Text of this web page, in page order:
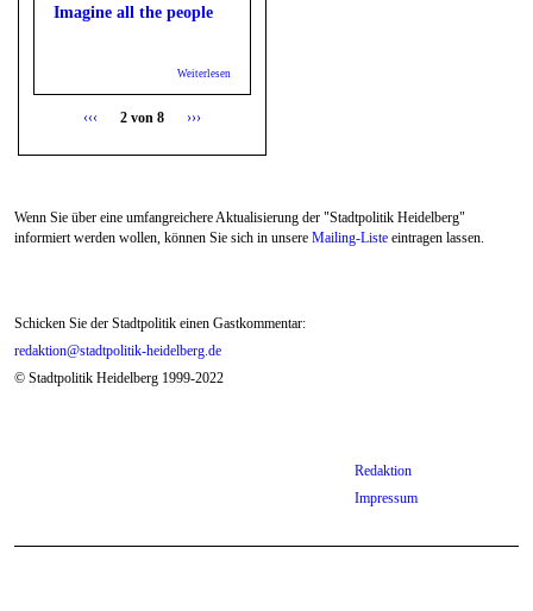
Imagine all the people
Weiterlesen
‹‹‹ 2 von 8 ›››
Wenn Sie über eine umfangreichere Aktualisierung der "Stadtpolitik Heidelberg"
informiert werden wollen, können Sie sich in unsere Mailing-Liste eintragen lassen.
Schicken Sie der Stadtpolitik einen Gastkommentar:
redaktion@stadtpolitik-heidelberg.de
© Stadtpolitik Heidelberg 1999-2022
Redaktion
Impressum